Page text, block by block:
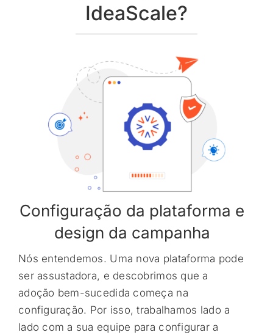
IdeaScale?
Configuração da plataforma e
design da campanha
Nós entendemos. Uma nova plataforma pode
ser assustadora, e descobrimos que a
adoção bem-sucedida começa na
configuração. Por isso, trabalhamos lado a
lado com a sua equipe para configurar a